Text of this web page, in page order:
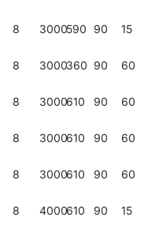
8 3000590 90 15
8 3000360 90 60
8 3000610 90 60
8 3000610 90 60
8 3000610 90 60
8 4000610 90 15